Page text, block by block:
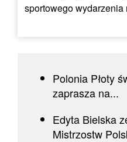
sportowego wydarzenia
Polonia Płoty
zaprasza na...
Edyta Bielska
Mistrzostw